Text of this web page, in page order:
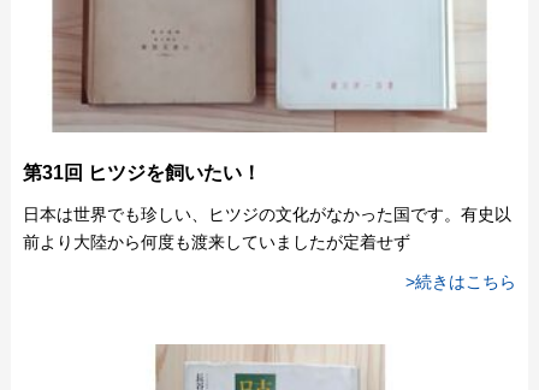
第31回 ヒツジを飼いたい！
日本は世界でも珍しい、ヒツジの文化がなかった国です。有史以
前より大陸から何度も渡来していましたが定着せず
>続きはこちら